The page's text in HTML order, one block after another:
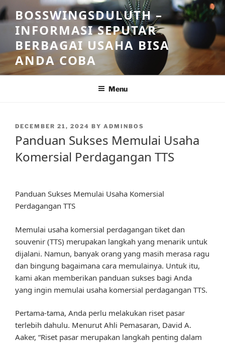
Skip
to
content
BOSSWINGSDULUTH –
INFORMASI SEPUTAR
BERBAGAI USAHA BISA
ANDA COBA
Menu
POSTED
DECEMBER 21, 2024 BY ADMINBOS
Panduan Sukses Memulai Usaha
Komersial Perdagangan TTS
Panduan Sukses Memulai Usaha Komersial
Perdagangan TTS
Memulai usaha komersial perdagangan tiket dan
souvenir (TTS) merupakan langkah yang menarik untuk
dijalani. Namun, banyak orang yang masih merasa ragu
dan bingung bagaimana cara memulainya. Untuk itu,
kami akan memberikan panduan sukses bagi Anda
yang ingin memulai usaha komersial perdagangan TTS.
Pertama-tama, Anda perlu melakukan riset pasar
terlebih dahulu. Menurut Ahli Pemasaran, David A.
Aaker, “Riset pasar merupakan langkah penting dalam